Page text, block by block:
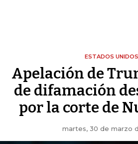
ESTADOS UNIDOS
Apelación de
de difamación
por la corte de
martes, 30 de marzo